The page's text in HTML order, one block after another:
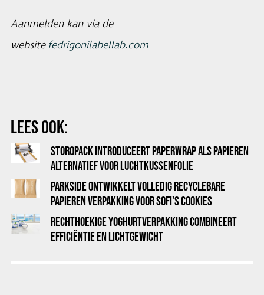
Aanmelden kan via de
website fedrigonilabellab.com
LEES OOK:
STOROPACK INTRODUCEERT PAPERWRAP ALS PAPIEREN
ALTERNATIEF VOOR LUCHTKUSSENFOLIE
PARKSIDE ONTWIKKELT VOLLEDIG RECYCLEBARE
PAPIEREN VERPAKKING VOOR SOFI'S COOKIES
RECHTHOEKIGE YOGHURTVERPAKKING COMBINEERT
EFFICIËNTIE EN LICHTGEWICHT